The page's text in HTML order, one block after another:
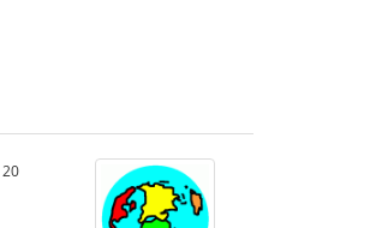
20 במאי 2026, 11:55:59